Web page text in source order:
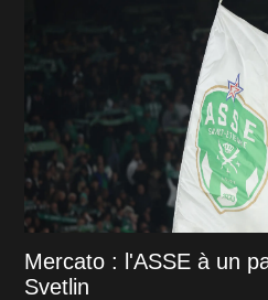
Mercato : l'ASSE à un
Svetlin